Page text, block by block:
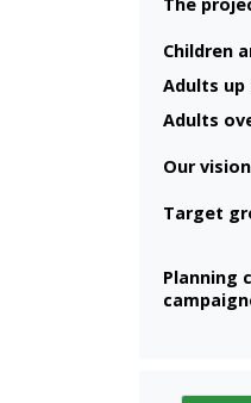
Children
Adults up
Adults
Our
Target
Planning